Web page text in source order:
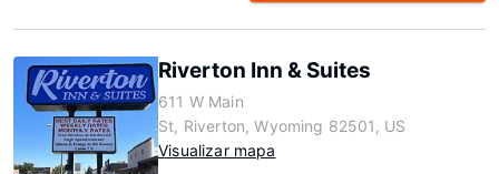
Riverton Inn & Suites
611 W Main
St, Riverton, Wyoming 82501, US
Visualizar mapa